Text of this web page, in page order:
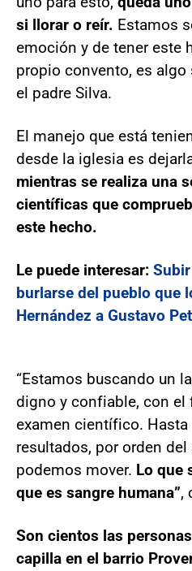
si llorar o reír. Estamos
emoción y de tener este
propio convento, es algo
el padre Silva.
El manejo que está
desde la iglesia es
mientras se realiza una
científicas que
este hecho.
Le puede interesar:
burlarse del pueblo que
Hernández a Gustavo
“Estamos buscando un
digno y confiable, con el
examen científico.
resultados, por orden del
podemos mover. Lo que
que es sangre humana”,
Son cientos las
capilla en el barrio